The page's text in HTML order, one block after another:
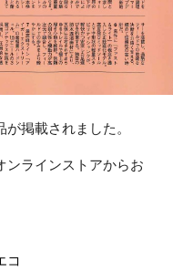
が掲載されました。
ンラインストアからお
コ